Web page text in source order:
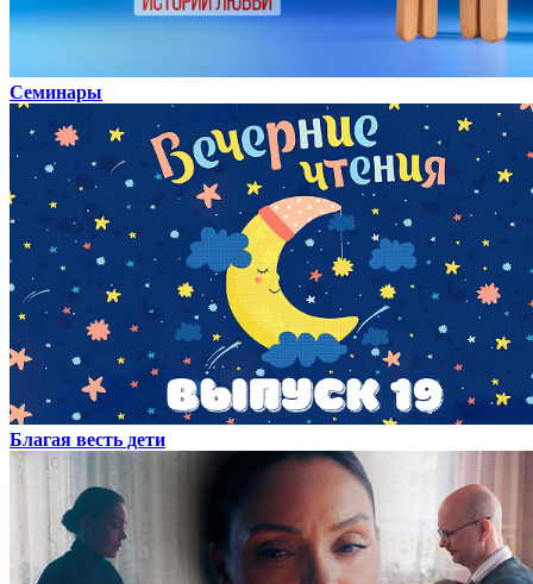
Семинары
Благая весть дети